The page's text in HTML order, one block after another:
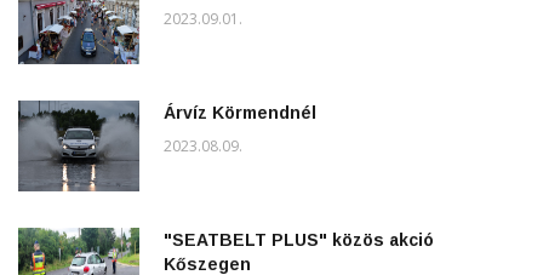
2023.09.01.
Árvíz Körmendnél
2023.08.09.
"SEATBELT PLUS" közös akció
Kőszegen